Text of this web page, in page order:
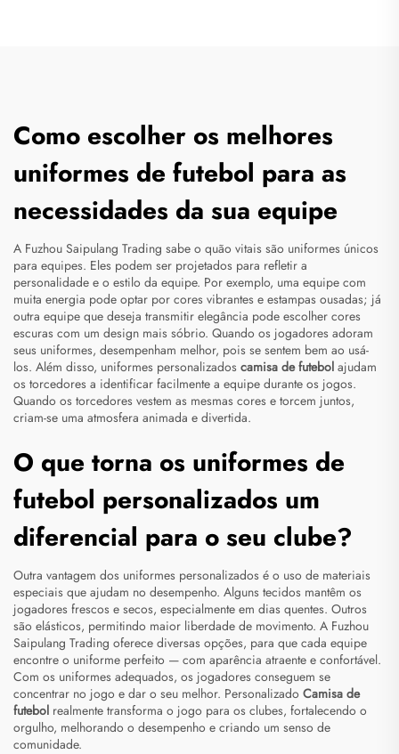
Como escolher os melhores
uniformes de futebol para as
necessidades da sua equipe
A Fuzhou Saipulang Trading sabe o quão vitais são uniformes únicos
para equipes. Eles podem ser projetados para refletir a
personalidade e o estilo da equipe. Por exemplo, uma equipe com
muita energia pode optar por cores vibrantes e estampas ousadas; já
outra equipe que deseja transmitir elegância pode escolher cores
escuras com um design mais sóbrio. Quando os jogadores adoram
seus uniformes, desempenham melhor, pois se sentem bem ao usá-
los. Além disso, uniformes personalizados camisa de futebol ajudam
os torcedores a identificar facilmente a equipe durante os jogos.
Quando os torcedores vestem as mesmas cores e torcem juntos,
criam-se uma atmosfera animada e divertida.
O que torna os uniformes de
futebol personalizados um
diferencial para o seu clube?
Outra vantagem dos uniformes personalizados é o uso de materiais
especiais que ajudam no desempenho. Alguns tecidos mantêm os
jogadores frescos e secos, especialmente em dias quentes. Outros
são elásticos, permitindo maior liberdade de movimento. A Fuzhou
Saipulang Trading oferece diversas opções, para que cada equipe
encontre o uniforme perfeito — com aparência atraente e confortável.
Com os uniformes adequados, os jogadores conseguem se
concentrar no jogo e dar o seu melhor. Personalizado Camisa de
futebol realmente transforma o jogo para os clubes, fortalecendo o
orgulho, melhorando o desempenho e criando um senso de
comunidade.